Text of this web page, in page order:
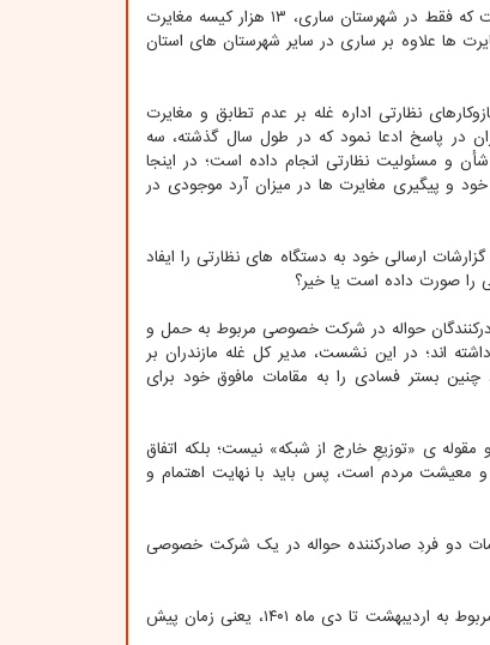
بنا بر گفته مدیر کل غله مازندران، سهمیه مصرفی آرد در این استان، ماهانه حدود ۳۰ هزار تن است که فقط در شهرستان ساری، ۱۳ هزار کیسه مغایرت
ها علاوه بر ساری در سایر شهرستان های استان
نظارتی اداره غله بر عدم تطابق و مغایرت
در پاسخ ادعا نمود که در طول سال گذشته، سه
و مسئولیت نظارتی انجام داده است؛ در اینجا
و پیگیری مغایرت ها در میزان آرد موجودی در
ارسالی خود به دستگاه های نظارتی را ایفاد
را صورت داده است یا خیر؟
حواله در شرکت خصوصی مربوط به حمل و
اند؛ در این نشست، مدیر کل غله مازندران بر
بستر فسادی را به مقامات مافوق خود برای
ی «توزیعِ خارج از شبکه» نیست؛ بلکه اتفاق
معیشت مردم است، پس باید با نهایت اهتمام و
دو فردِ صادرکننده حواله در یک شرکت خصوصی
البته ذکر این نکته نیز لازم است که بازه زمانی که فساد و بی نظمی فوق الذکر به وقوع پیوست مربوط به اردیبهشت تا دی ماه ۱۴۰۱، یعنی زمان پیش